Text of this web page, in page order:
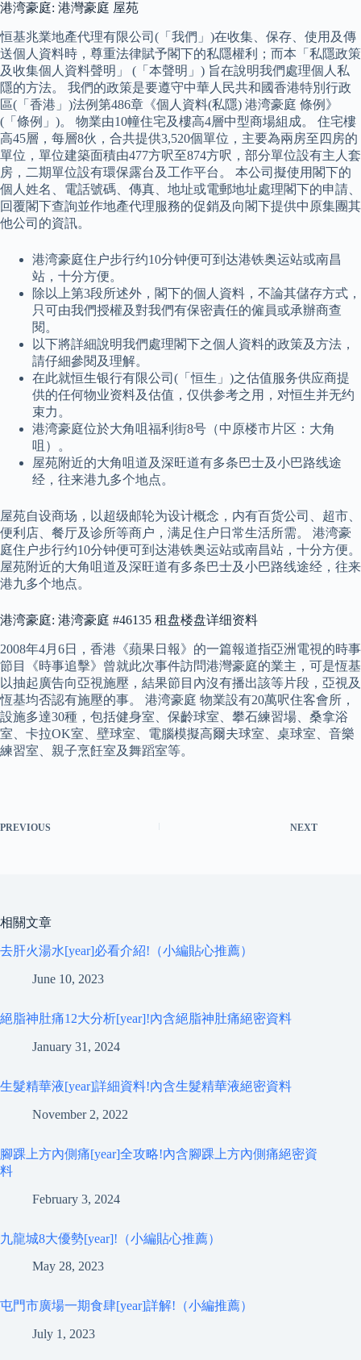
港湾豪庭: 港灣豪庭 屋苑
恒基兆業地產代理有限公司(「我們」)在收集、保存、使用及傳
送個人資料時，尊重法律賦予閣下的私隱權利；而本「私隱政策
及收集個人資料聲明」 (「本聲明」) 旨在說明我們處理個人私
隱的方法。 我們的政策是要遵守中華人民共和國香港特別行政
區(「香港」)法例第486章《個人資料(私隱) 港湾豪庭 條例》
(「條例」)。 物業由10幢住宅及樓高4層中型商場組成。 住宅樓
高45層，每層8伙，合共提供3,520個單位，主要為兩房至四房的
單位，單位建築面積由477方呎至874方呎，部分單位設有主人套
房，二期單位設有環保露台及工作平台。 本公司擬使用閣下的
個人姓名、電話號碼、傳真、地址或電郵地址處理閣下的申請、
回覆閣下查詢並作地產代理服務的促銷及向閣下提供中原集團其
他公司的資訊。
港湾豪庭住户步行约10分钟便可到达港铁奥运站或南昌
站，十分方便。
除以上第3段所述外，閣下的個人資料，不論其儲存方式，
只可由我們授權及對我們有保密責任的僱員或承辦商查
閱。
以下將詳細說明我們處理閣下之個人資料的政策及方法，
請仔細參閱及理解。
在此就恒生银行有限公司(「恒生」)之估值服务供应商提
供的任何物业资料及估值，仅供参考之用，对恒生并无约
束力。
港湾豪庭位於大角咀福利街8号（中原楼市片区：大角
咀）。
屋苑附近的大角咀道及深旺道有多条巴士及小巴路线途
经，往来港九多个地点。
屋苑自设商场，以超级邮轮为设计概念，内有百货公司、超市、
便利店、餐厅及诊所等商户，满足住户日常生活所需。 港湾豪
庭住户步行约10分钟便可到达港铁奥运站或南昌站，十分方便。
屋苑附近的大角咀道及深旺道有多条巴士及小巴路线途经，往来
港九多个地点。
港湾豪庭: 港湾豪庭 #46135 租盘楼盘详细资料
2008年4月6日，香港《蘋果日報》的一篇報道指亞洲電視的時事
節目《時事追擊》曾就此次事件訪問港灣豪庭的業主，可是恆基
以抽起廣告向亞視施壓，結果節目內沒有播出該等片段，亞視及
恆基均否認有施壓的事。 港湾豪庭 物業設有20萬呎住客會所，
設施多達30種，包括健身室、保齡球室、攀石練習場、桑拿浴
室、卡拉OK室、壁球室、電腦模擬高爾夫球室、桌球室、音樂
練習室、親子烹飪室及舞蹈室等。
PREVIOUS NEXT
相關文章
去肝火湯水[year]必看介紹!（小編貼心推薦）
June 10, 2023
絕脂神肚痛12大分析[year]!內含絕脂神肚痛絕密資料
January 31, 2024
生髮精華液[year]詳細資料!內含生髮精華液絕密資料
November 2, 2022
腳踝上方內側痛[year]全攻略!內含腳踝上方內側痛絕密資
料
February 3, 2024
九龍城8大優勢[year]!（小編貼心推薦）
May 28, 2023
屯門市廣場一期食肆[year]詳解!（小編推薦）
July 1, 2023